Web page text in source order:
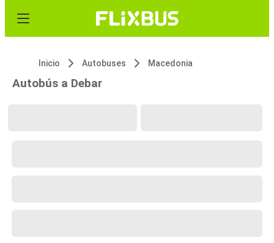
Inicio Autobuses Macedonia
Autobús a Debar